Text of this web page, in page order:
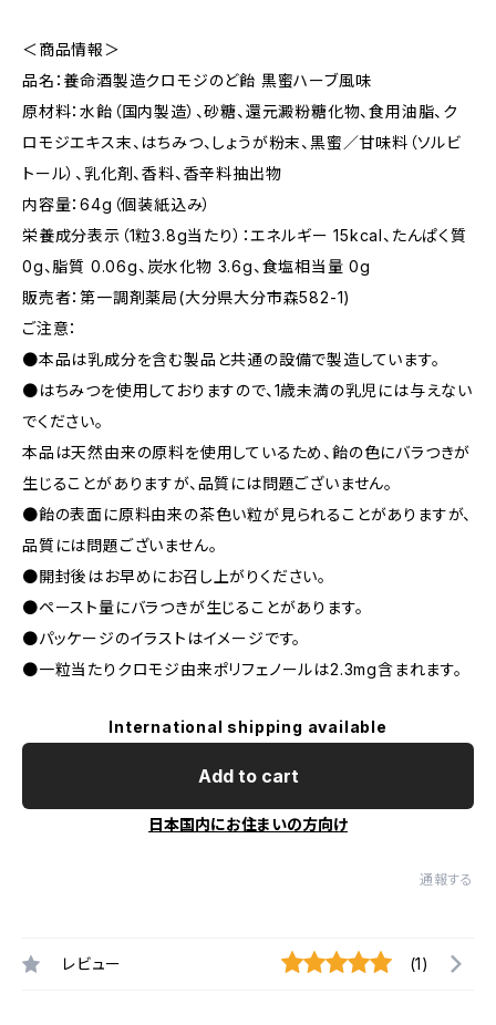
＜商品情報＞
品名：養命酒製造クロモジのど飴 黒蜜ハーブ風味
原材料：水飴（国内製造）、砂糖、還元澱粉糖化物、食用油脂、ク
ロモジエキス末、はちみつ、しょうが粉末、黒蜜／甘味料（ソルビ
トール）、乳化剤、香料、香辛料抽出物
内容量：64g（個装紙込み）
栄養成分表示（1粒3.8g当たり）：エネルギー 15kcal、たんぱく質
0g、脂質 0.06g、炭水化物 3.6g、食塩相当量 0g
販売者：第一調剤薬局(大分県大分市森582-1)
ご注意：
●本品は乳成分を含む製品と共通の設備で製造しています。
●はちみつを使用しておりますので、1歳未満の乳児には与えない
でください。
本品は天然由来の原料を使用しているため、飴の色にバラつきが
生じることがありますが、品質には問題ございません。
●飴の表面に原料由来の茶色い粒が見られることがありますが、
品質には問題ございません。
●開封後はお早めにお召し上がりください。
●ペースト量にバラつきが生じることがあります。
●パッケージのイラストはイメージです。
●一粒当たりクロモジ由来ポリフェノールは2.3mg含まれます。
International shipping available
Add to cart
日本国内にお住まいの方向け
通報する
レビュー (1)